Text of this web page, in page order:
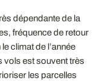
dépendante de la
fréquence de retour
climat de l’année
vols est souvent très
les parcelles